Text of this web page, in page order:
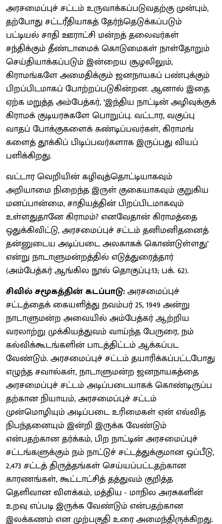
அரசமைப்புச் சட்டம் உருவாக்​கப்​படு​வதற்கு முன்பும்,
தற்போது சட்டரீ​தி​யாகத் தேர்ந்​தெடுக்​கப்​படும்
பட்டியல் சாதி ஊராட்சி மன்றத் தலைவர்கள்
சந்திக்கும் தீண்டாமைக் கொடுமைகள் நாள்தோறும்
செய்தி​யாக்​கப்​படும் இன்றைய சூழலிலும்,
கிராமங்களே அமைதிக்கும் ஜனநாயகப் பண்புக்கும்
பிறப்​பிட​மாகப் போற்றப்​படு​கின்றன. ஆனால் இதை
ஏற்க மறுத்த அம்பேத்கர், ‘இந்திய நாட்டின் அழிவுக்குக்
கிராமக் குடியரசுகளே பொறுப்பு. வட்டார, வகுப்பு​
வாதப் போக்கு​களைக் கண்டிப்​பவர்கள், கிராமங்​
களைத் தூக்கிப் பிடிப்​பவர்களாக இருப்பது வியப்​
பளிக்​கிறது.
வட்டார வெறியின் கழிவுத்​தொட்​டி​யாகவும்
அறியாமை நிறைந்த இருள் குகையாகவும் குறுகிய
மனப்பான்மை, சாதியத்தின் பிறப்​பிட​மாகவும்
உள்ளதுதானே கிராமம்? எனவேதான் கிராமத்தை
ஒதுக்​கி​விட்டு, அரசமைப்புச் சட்டம் தனிமனிதனைத்
தன்னுடைய அடிப்படை அலகாகக் கொண்டுள்ளது’
என்று நாடாளு​மன்​றத்தில் எடுத்​துரைத்தார்
(அம்பேத்கர் ஆங்கில நூல் தொகுப்பு:13; பக். 62).
சிவில் சமூகத்தின் கடப்பாடு:அரசமைப்புச்
சட்டத்தைக் கையளித்து நவம்பர் 25, 1949 அன்று
நாடாளுமன்ற அவையில் அம்பேத்கர் ஆற்றிய
வரலாற்று முக்கி​யத்துவம் வாய்ந்த பேருரை, நம்
கல்விக்​கூடங்​களின் பாடத்​திட்டம் ஆக்கப்பட
வேண்டும். அரசமைப்புச் சட்டம் தயாரிக்​கப்​பட்​டபோது
எழுந்த சவால்கள், நாடாளுமன்ற ஜனநாயகத்தை
அரசமைப்புச் சட்டம் அடிப்​படை​யாகக் கொண்டிருப்​ப​
தற்கான நியாயம், அரசமைப்புச் சட்டம்
முன்மொழியும் அடிப்படை உரிமைகள் ஏன் எவ்வித
நிபந்​தனையும் இன்றி இருக்க வேண்டும்
என்பதற்கான தர்க்கம், பிற நாட்டின் அரசமைப்புச்
சட்டங்​களுக்கும் நம் நாட்டுச் சட்டத்​துக்​குமான ஒப்பீடு,
2,473 சட்டத் திருத்​தங்கள் செய்யப்​பட்​டதற்கான
காரணங்கள், கூட்டாட்சித் தத்துவம் குறித்த
தெளிவான விளக்கம், மத்திய - மாநில அரசுகளின்
உறவு எப்படி இருக்க வேண்டும் என்பதற்கான
இலக்கணம் என முற்பகுதி உரை அமைந்​திருக்​கிறது.